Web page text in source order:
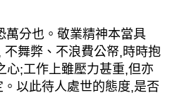
萬分也。敬業精神本當具
不舞弊、不浪費公帑,時時抱
心;工作上雖壓力甚重,但亦
以此待人處世的態度,是否